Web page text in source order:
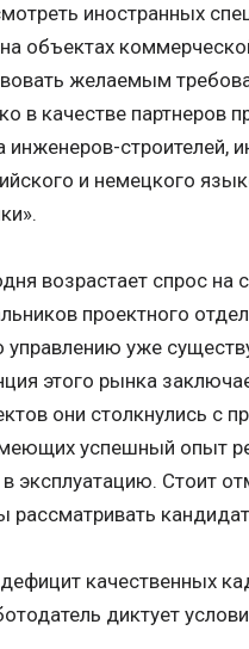
иностранных
объектах
желаемым
в качестве партнеров
инженеров-строителей,
и немецкого
возрастает спрос
проектного
управлению уже
этого рынка
они столкнулись с
успешный опыт
эксплуатацию. Стоит
рассматривать
качественных
диктует